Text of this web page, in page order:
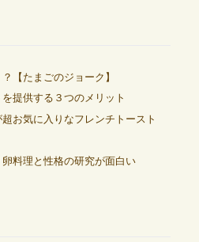
【たまごのジョーク】
提供する３つのメリット
お気に入りなフレンチトースト
料理と性格の研究が面白い